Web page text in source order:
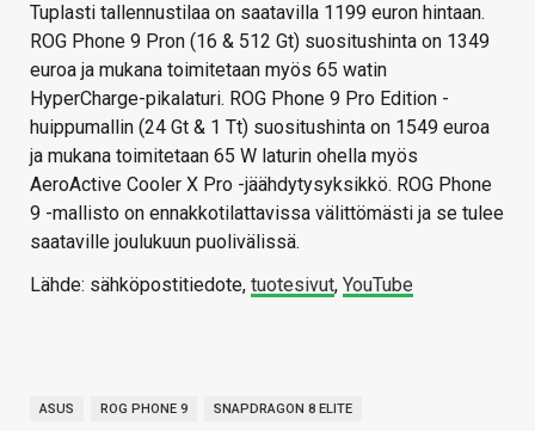
Tuplasti tallennustilaa on saatavilla 1199 euron hintaan.
ROG Phone 9 Pron (16 & 512 Gt) suositushinta on 1349
euroa ja mukana toimitetaan myös 65 watin
HyperCharge-pikalaturi. ROG Phone 9 Pro Edition -
huippumallin (24 Gt & 1 Tt) suositushinta on 1549 euroa
ja mukana toimitetaan 65 W laturin ohella myös
AeroActive Cooler X Pro -jäähdytysyksikkö. ROG Phone
9 -mallisto on ennakkotilattavissa välittömästi ja se tulee
saataville joulukuun puolivälissä.
Lähde: sähköpostitiedote, tuotesivut, YouTube
ASUS ROG PHONE 9 SNAPDRAGON 8 ELITE